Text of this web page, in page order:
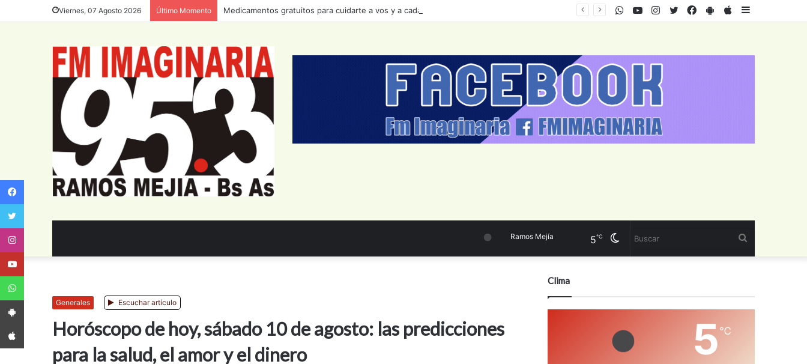
Viernes, 07 Agosto 2026 Último Momento Medicamentos gratuitos para cuidarte a vos y a cada bonaerense AppStore
PlayStore
Facebook
Twitter
Instagram
Youtube
WhatsApp
Cambiar
Ramos Mejía 5℃
Generales Escuchar artículo
Horóscopo de hoy, sábado 10 de agosto: las predicciones
para la salud, el amor y el dinero
Clima
5 ℃
Facebook
App Android